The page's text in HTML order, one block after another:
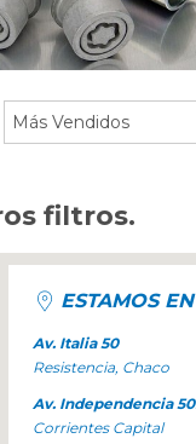
filtros.
ESTAMOS EN
Av. Italia 50
Resistencia, Chaco
Av. Independencia
Corrientes Capital